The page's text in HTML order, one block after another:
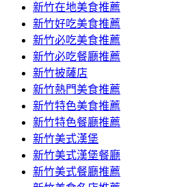
新竹在地美食推薦
新竹好吃美食推薦
新竹必吃美食推薦
新竹必吃餐廳推薦
新竹披薩店
新竹熱門美食推薦
新竹特色美食推薦
新竹特色餐廳推薦
新竹美式漢堡
新竹美式漢堡餐廳
新竹美式餐廳推薦